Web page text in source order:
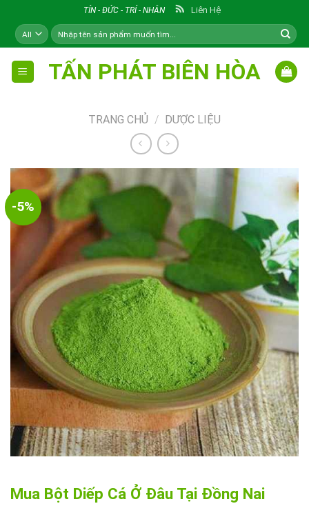
content
TÍN - ĐỨC - TRÍ - NHÂN Liên Hệ
Tìm
kiếm:
TẤN PHÁT BIÊN HÒA
TRANG CHỦ / DƯỢC LIỆU
-5%
Mua Bột Diếp Cá Ở Đâu Tại Đồng Nai